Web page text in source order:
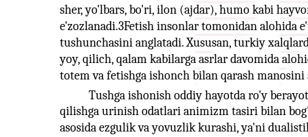
sher, yo'lbars, bo'ri, ilon (ajdar), humo kabi
e'zozlanadi.3Fetish insonlar tomonidan alohida
tushunchasini anglatadi. Xususan, turkiy
yoy, qilich, qalam kabilarga asrlar davomida
totem va fetishga ishonch bilan qarash manosini
Tushga ishonish oddiy hayotda ro'y
qilishga urinish odatlari animizm tasiri bilan
asosida ezgulik va yovuzlik kurashi, ya'ni